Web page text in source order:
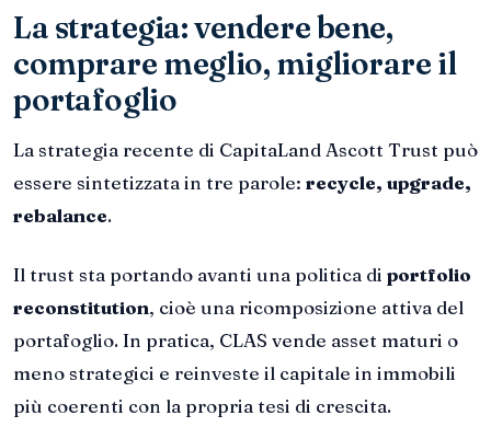
La strategia: vendere bene,
comprare meglio, migliorare il
portafoglio
La strategia recente di CapitaLand Ascott Trust può
essere sintetizzata in tre parole: recycle, upgrade,
rebalance.
Il trust sta portando avanti una politica di portfolio
reconstitution, cioè una ricomposizione attiva del
portafoglio. In pratica, CLAS vende asset maturi o
meno strategici e reinveste il capitale in immobili
più coerenti con la propria tesi di crescita.